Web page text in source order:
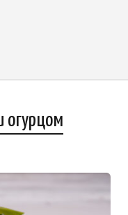
огурцом